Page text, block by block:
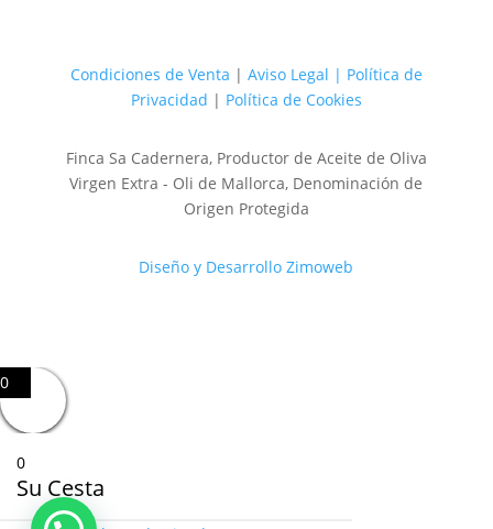
Condiciones de Venta | Aviso Legal | Política de
Privacidad | Política de Cookies
Finca Sa Cadernera, Productor de Aceite de Oliva
Virgen Extra - Oli de Mallorca, Denominación de
Origen Protegida
Diseño y Desarrollo Zimoweb
0
0
Su Cesta